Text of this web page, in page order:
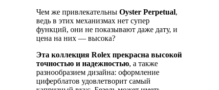
Чем же привлекательны Oyster Perpetual,
ведь в этих механизмах нет супер
функций, они не показывают даже дату, и
цена на них — высока?
Эта коллекция Rolex прекрасна высокой
точностью и надежностью, а также
разнообразием дизайна: оформление
циферблатов удовлетворит самый